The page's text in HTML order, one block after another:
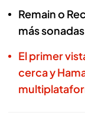
Remain o
más sonadas
El primer
cerca y